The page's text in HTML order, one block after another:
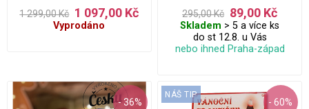
stabilní, nepadá, pokud se ho jen
trochu dotknete. Bude Vám hrát /
cinkat i položený na radiátoru /
1 299,00 Kč 1 097,00 Kč
Vyprodáno
295,00 Kč 89,00 Kč
Skladem > 5 a více ks
do st 12.8. u Vás
nebo ihned Praha-západ
- 36% - 60%
NÁŠ TIP